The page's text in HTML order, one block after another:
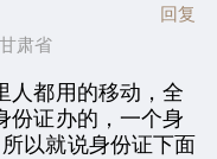
肃省
回复
人都用的移动，全
份证办的，一个身
以就说身份证下面